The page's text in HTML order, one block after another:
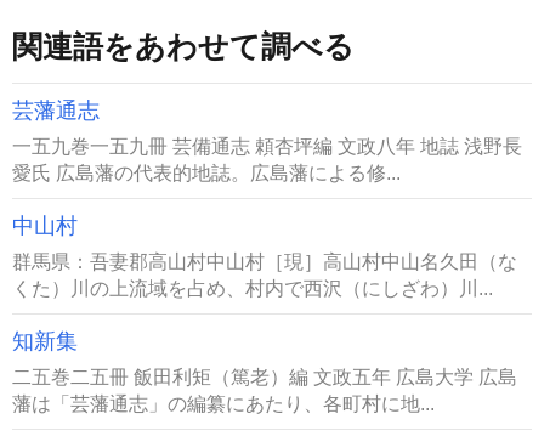
関連語をあわせて調べる
芸藩通志
一五九巻一五九冊 芸備通志 頼杏坪編 文政八年 地誌 浅野長
愛氏 広島藩の代表的地誌。広島藩による修...
中山村
群馬県：吾妻郡高山村中山村［現］高山村中山名久田（な
くた）川の上流域を占め、村内で西沢（にしざわ）川...
知新集
二五巻二五冊 飯田利矩（篤老）編 文政五年 広島大学 広島
藩は「芸藩通志」の編纂にあたり、各町村に地...